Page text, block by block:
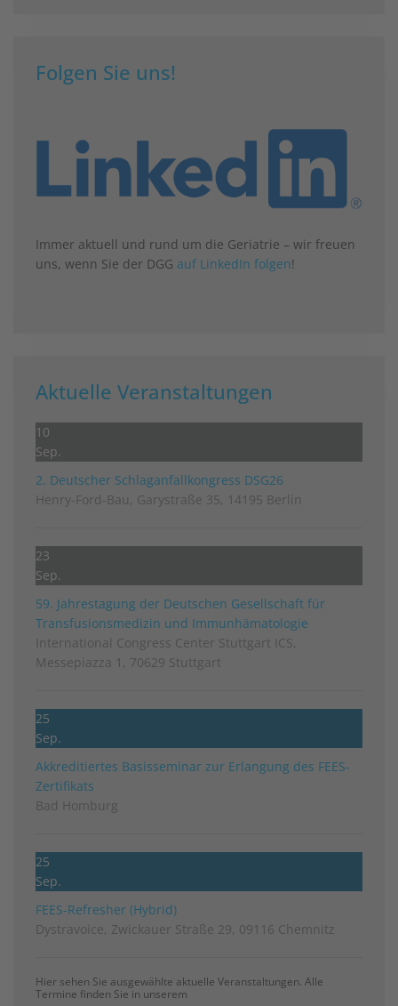
Folgen Sie uns!
Immer aktuell und rund um die Geriatrie – wir freuen
uns, wenn Sie der DGG auf LinkedIn folgen!
Aktuelle Veranstaltungen
10
Sep.
2. Deutscher Schlag­anfall­kongress DSG26
Henry-Ford-Bau, Garystraße 35, 14195 Berlin
23
Sep.
59. Jahrestagung der Deutschen Gesellschaft für
Transfusionsmedizin und Immunhämatologie
International Congress Center Stuttgart ICS,
Messepiazza 1, 70629 Stuttgart
25
Sep.
Akkreditiertes Basisseminar zur Erlangung des FEES-
Zertifikats
Bad Homburg
25
Sep.
FEES-Refresher (Hybrid)
Dystravoice, Zwickauer Straße 29, 09116 Chemnitz
Hier sehen Sie ausgewählte aktuelle Veranstaltungen. Alle
Termine finden Sie in unserem